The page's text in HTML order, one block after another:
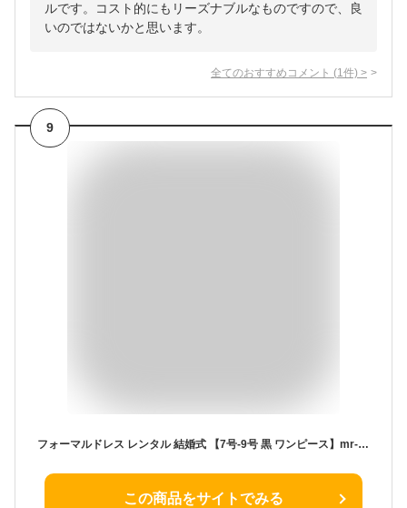
ルです。コスト的にもリーズナブルなものですので、良
いのではないかと思います。
全てのおすすめコメント (1 件) >
9
フォーマルドレス レンタル 結婚式 【7号-9号 黒 ワンピース】mr-0248 フォーマルドレス 結婚式 ミセス ゲストドレス 演奏会 発表会 パーティー お呼ばれ 服装 20代 30代 40代【送料無料】【レンタル】
この商品をサイトでみる